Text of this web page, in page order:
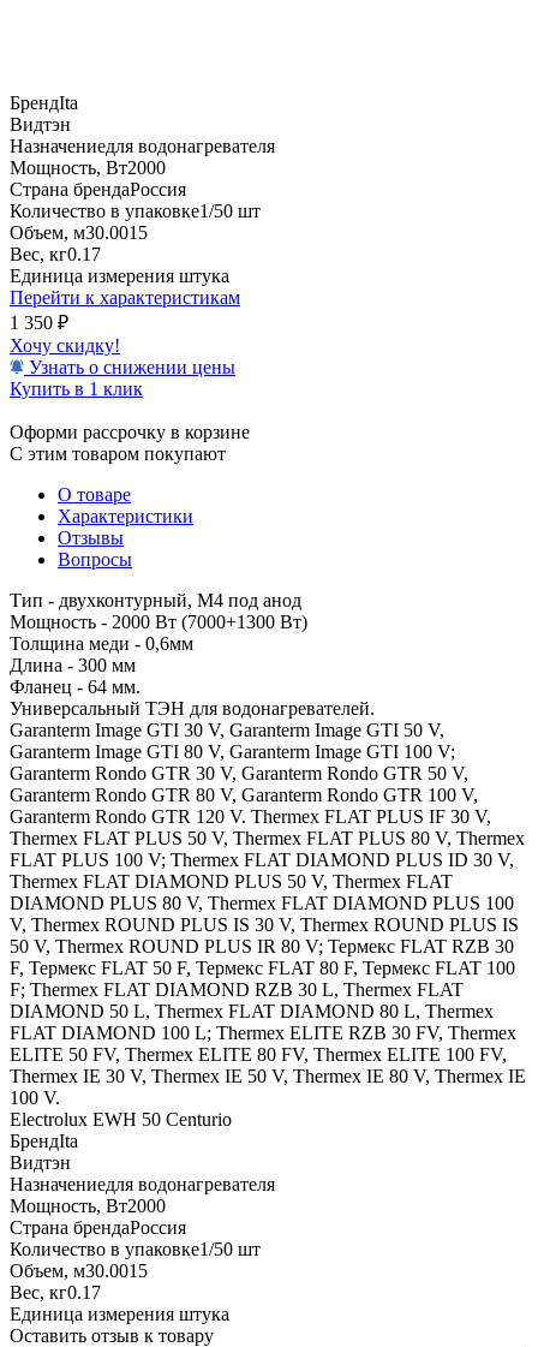
БрендIta
Видтэн
Назначениедля водонагревателя
Мощность, Вт2000
Страна брендаРоссия
Количество в упаковке1/50 шт
Объем, м30.0015
Вес, кг0.17
Единица измерения штука
Перейти к характеристикам
1 350 ₽
Хочу скидку!
Узнать о снижении цены
Купить в 1 клик
Оформи рассрочку в корзине
С этим товаром покупают
О товаре
Характеристики
Отзывы
Вопросы
Тип - двухконтурный, М4 под анод
Мощность - 2000 Вт (7000+1300 Вт)
Толщина меди - 0,6мм
Длина - 300 мм
Фланец - 64 мм.
Универсальный ТЭН для водонагревателей.
Garanterm Image GTI 30 V, Garanterm Image GTI 50 V,
Garanterm Image GTI 80 V, Garanterm Image GTI 100 V;
Garanterm Rondo GTR 30 V, Garanterm Rondo GTR 50 V,
Garanterm Rondo GTR 80 V, Garanterm Rondo GTR 100 V,
Garanterm Rondo GTR 120 V. Thermex FLAT PLUS IF 30 V,
Thermex FLAT PLUS 50 V, Thermex FLAT PLUS 80 V, Thermex
FLAT PLUS 100 V; Thermex FLAT DIAMOND PLUS ID 30 V,
Thermex FLAT DIAMOND PLUS 50 V, Thermex FLAT
DIAMOND PLUS 80 V, Thermex FLAT DIAMOND PLUS 100
V, Thermex ROUND PLUS IS 30 V, Thermex ROUND PLUS IS
50 V, Thermex ROUND PLUS IR 80 V; Термекс FLAT RZB 30
F, Термекс FLAT 50 F, Термекс FLAT 80 F, Термекс FLAT 100
F; Thermex FLAT DIAMOND RZB 30 L, Thermex FLAT
DIAMOND 50 L, Thermex FLAT DIAMOND 80 L, Thermex
FLAT DIAMOND 100 L; Thermex ELITE RZB 30 FV, Thermex
ELITE 50 FV, Thermex ELITE 80 FV, Thermex ELITE 100 FV,
Thermex IE 30 V, Thermex IE 50 V, Thermex IE 80 V, Thermex IE
100 V.
Electrolux EWH 50 Centurio
БрендIta
Видтэн
Назначениедля водонагревателя
Мощность, Вт2000
Страна брендаРоссия
Количество в упаковке1/50 шт
Объем, м30.0015
Вес, кг0.17
Единица измерения штука
Оставить отзыв к товару